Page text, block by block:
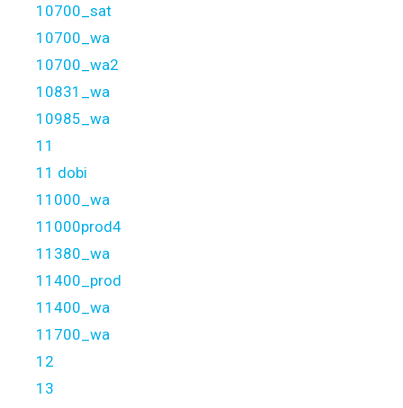
10700_sat
10700_wa
10700_wa2
10831_wa
10985_wa
11
11 dobi
11000_wa
11000prod4
11380_wa
11400_prod
11400_wa
11700_wa
12
13